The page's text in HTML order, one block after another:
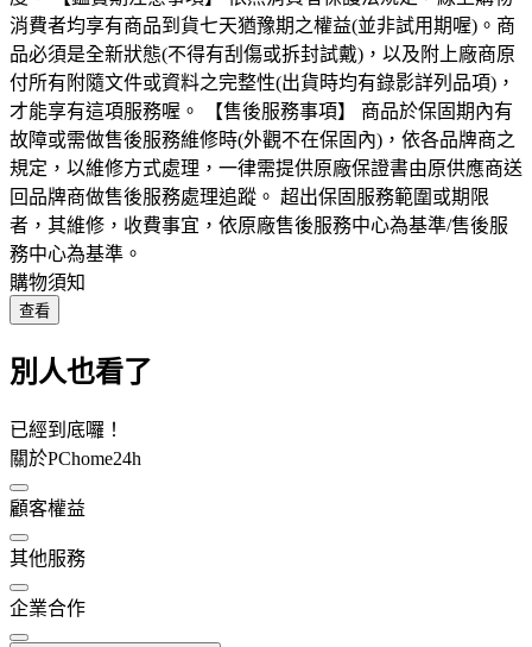
消費者均享有商品到貨七天猶豫期之權益(並非試用期喔)。商
品必須是全新狀態(不得有刮傷或拆封試戴)，以及附上廠商原
付所有附隨文件或資料之完整性(出貨時均有錄影詳列品項)，
才能享有這項服務喔。 【售後服務事項】 商品於保固期內有
故障或需做售後服務維修時(外觀不在保固內)，依各品牌商之
規定，以維修方式處理，一律需提供原廠保證書由原供應商送
回品牌商做售後服務處理追蹤。 超出保固服務範圍或期限
者，其維修，收費事宜，依原廠售後服務中心為基準/售後服
務中心為基準。
購物須知
查看
別人也看了
已經到底囉！
關於PChome24h
顧客權益
其他服務
企業合作